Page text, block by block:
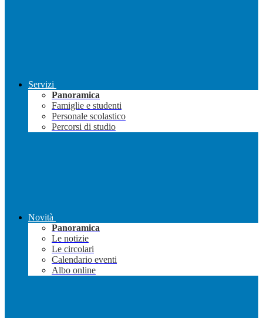
Servizi
Panoramica
Famiglie e studenti
Personale scolastico
Percorsi di studio
Novità
Panoramica
Le notizie
Le circolari
Calendario eventi
Albo online